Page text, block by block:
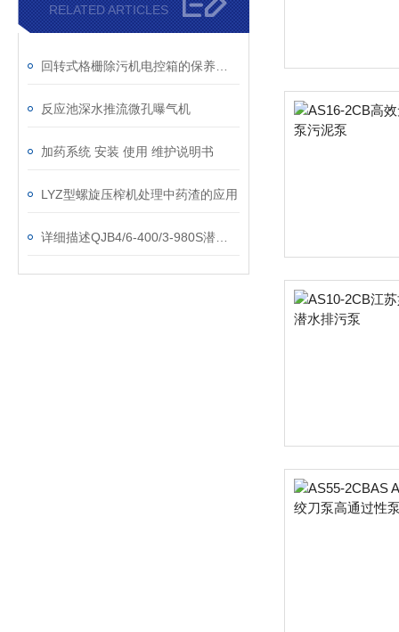
RELATED ARTICLES
反应池深水推流微孔曝气机
加药系统 安装 使用 维护说明书
LYZ型螺旋压榨机处理中药渣的应用